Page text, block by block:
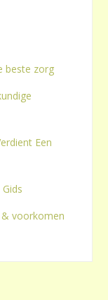
beste zorg
Een
voorkomen